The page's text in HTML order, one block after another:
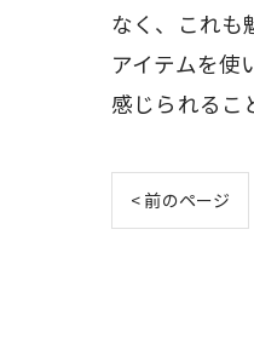
なく、これも
アイテムを使
感じられるこ
< 前のページ